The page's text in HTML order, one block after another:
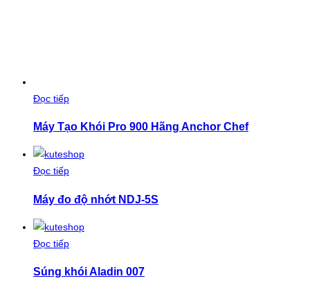
Đọc tiếp
Máy Tạo Khói Pro 900 Hãng Anchor Chef
Đọc tiếp
Máy đo độ nhớt NDJ-5S
Đọc tiếp
Súng khói Aladin 007